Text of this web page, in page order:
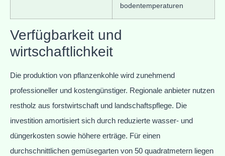
bodentemperaturen
Verfügbarkeit und
wirtschaftlichkeit
Die produktion von pflanzenkohle wird zunehmend
professioneller und kostengünstiger. Regionale anbieter nutzen
restholz aus forstwirtschaft und landschaftspflege. Die
investition amortisiert sich durch reduzierte wasser- und
düngerkosten sowie höhere erträge. Für einen
durchschnittlichen gemüsegarten von 50 quadratmetern liegen